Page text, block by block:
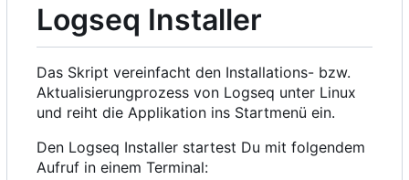
Logseq Installer
Das Skript vereinfacht den Installations- bzw.
Aktualisierungprozess von Logseq unter Linux
und reiht die Applikation ins Startmenü ein.
Den Logseq Installer startest Du mit folgendem
Aufruf in einem Terminal: